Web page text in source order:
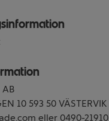
AB
10 593 50 VÄSTERVIK
eller 0490-21910